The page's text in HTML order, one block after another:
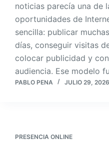
noticias parecía una de
oportunidades de
sencilla: publicar
días, conseguir visitas
colocar publicidad y
audiencia. Ese modelo
PABLO PENA JULIO 29, 2026
PRESENCIA ONLINE